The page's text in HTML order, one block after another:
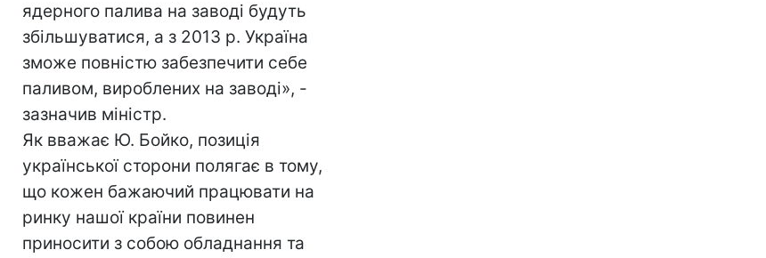
ядерного палива на заводі будуть
збільшуватися, а з 2013 р. Україна
зможе повністю забезпечити себе
паливом, вироблених на заводі», -
зазначив міністр.
Як вважає Ю. Бойко, позиція
української сторони полягає в тому,
що кожен бажаючий працювати на
ринку нашої країни повинен
приносити з собою обладнання та